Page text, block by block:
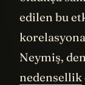
edilen bu
Neymiş,
nedensellik